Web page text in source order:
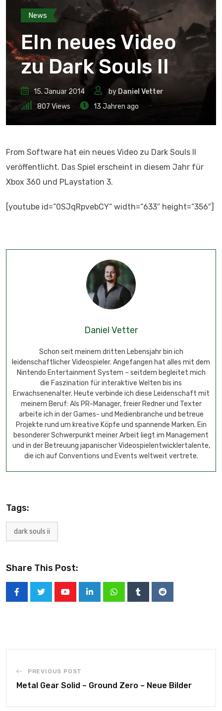
News
EIn neues Video
zu Dark Souls II
15. Januar 2014 by Daniel Vetter
807 Views 13 Jahren ago
From Software hat ein neues Video zu Dark Souls II
veröffentlicht. Das Spiel erscheint in diesem Jahr für
Xbox 360 und PLaystation 3.
[youtube id=“0SJqRpvebCY“ width=“633″ height=“356″]
Daniel Vetter
Schon seit meinem dritten Lebensjahr bin ich
leidenschaftlicher Videospieler. Angefangen hat alles mit dem
Nintendo Entertainment System – seitdem begleitet mich
die Faszination für interaktive Welten bis ins
Erwachsenenalter. Heute verbinde ich diese Leidenschaft mit
meinem Beruf: Als PR-Manager, freier Redner und Texter
arbeite ich in der Games- und Medienbranche und betreue
Projekte rund um kreative Köpfe und spannende Marken. Ein
besonderer Schwerpunkt meiner Arbeit liegt im Management
und in der Betreuung japanischer Videospielentwicklertalente,
die ich auf Conventions und Events weltweit vertrete.
Tags:
dark souls ii
Share This Post:
PREVIOUS POST
Metal Gear Solid – Ground Zero – Neue Bilder